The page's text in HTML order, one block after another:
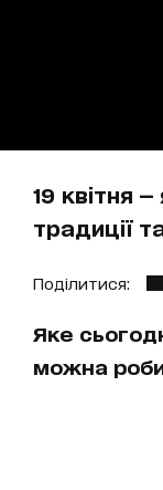
19 квітня
традиції
Поділитися:
Яке
можна